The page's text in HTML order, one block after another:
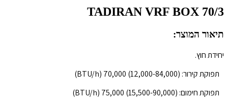
TADIRAN VRF BOX 70/3
תיאור המוצר:
יחידת חוץ.
תפוקת קירור: (12,000-84,000) 70,000 (BTU/h)
תפוקת חימום: (15,500-90,000) 75,000 (BTU/h)